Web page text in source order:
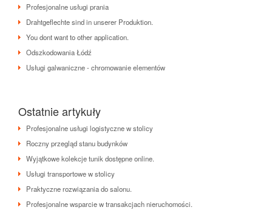
Profesjonalne usługi prania
Drahtgeflechte sind in unserer Produktion.
You dont want to other application.
Odszkodowania Łódź
Usługi galwaniczne - chromowanie elementów
Ostatnie artykuły
Profesjonalne usługi logistyczne w stolicy
Roczny przegląd stanu budynków
Wyjątkowe kolekcje tunik dostępne online.
Usługi transportowe w stolicy
Praktyczne rozwiązania do salonu.
Profesjonalne wsparcie w transakcjach nieruchomości.